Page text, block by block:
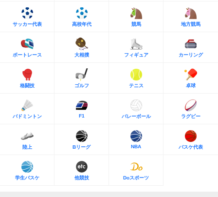
サッカー代表 高校年代 競馬 地方競馬
ボートレース 大相撲 フィギュア カーリング
格闘技 ゴルフ テニス 卓球
バドミントン F1 バレーボール ラグビー
陸上 Bリーグ NBA バスケ代表
学生バスケ 他競技 Doスポーツ